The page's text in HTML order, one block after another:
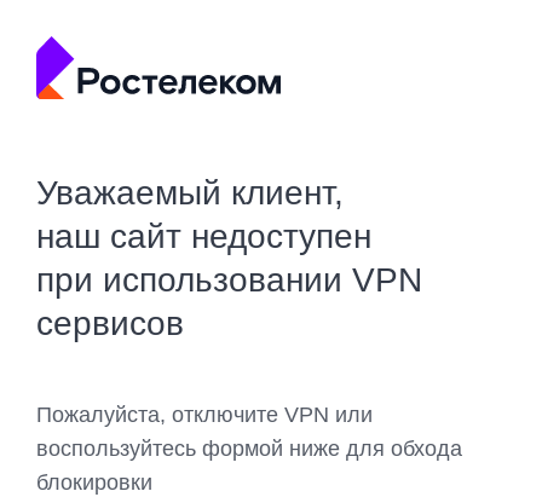
Уважаемый клиент,
наш сайт недоступен
при использовании VPN
сервисов
Пожалуйста, отключите VPN или
воспользуйтесь формой ниже для обхода
блокировки